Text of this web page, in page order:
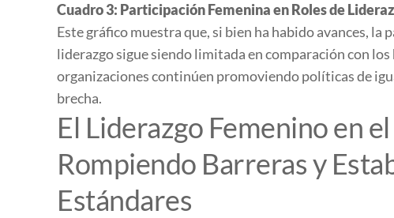
Cuadro 3: Participación Femenina en Roles de
Este gráfico muestra que, si bien ha habido avances,
liderazgo sigue siendo limitada en comparación con los
organizaciones continúen promoviendo políticas de
brecha.
El Liderazgo Femenino en
Rompiendo Barreras y
Estándares